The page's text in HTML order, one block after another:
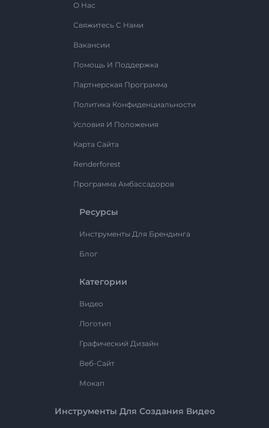
О Нас
Свяжитесь С Нами
Вакансии
Помощь И Поддержка
Партнерская Программа
Политика Конфиденциальности
Условия И Положения
Карта Сайта
Renderforest
Программа Амбассадоров
Ресурсы
Инструменты Для Брендинга
Блог
Категории
Видео
Логотип
Графический Дизайн
Веб-Сайт
Мокап
Инструменты Для Создания Видео